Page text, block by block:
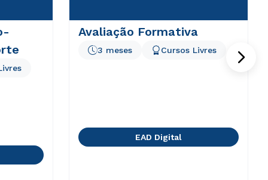
Avaliação Formativa
3 meses Cursos Livres
EAD Digital